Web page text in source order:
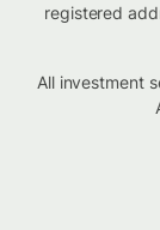
registered
All investment